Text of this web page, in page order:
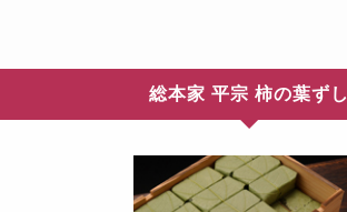
総本家 平宗 柿の葉ずし